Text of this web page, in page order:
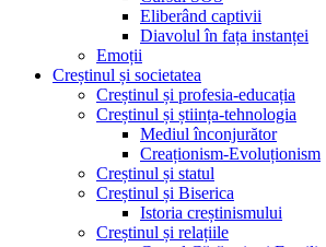
Eliberând captivii
Diavolul în fața instanței
Emoții
Creștinul și societatea
Creștinul și profesia-educația
Creștinul și știința-tehnologia
Mediul înconjurător
Creaționism-Evoluționism
Creștinul și statul
Creștinul și Biserica
Istoria creștinismului
Creștinul și relațiile